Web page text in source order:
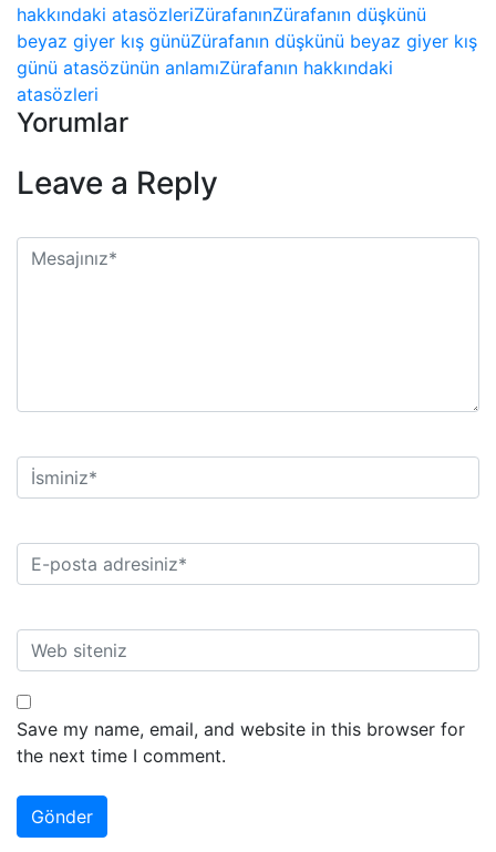
hakkındaki atasözleriZürafanınZürafanın düşkünü
beyaz giyer kış günüZürafanın düşkünü beyaz giyer kış
günü atasözünün anlamıZürafanın hakkındaki
atasözleri
Yorumlar
Leave a Reply
Save my name, email, and website in this browser for
the next time I comment.